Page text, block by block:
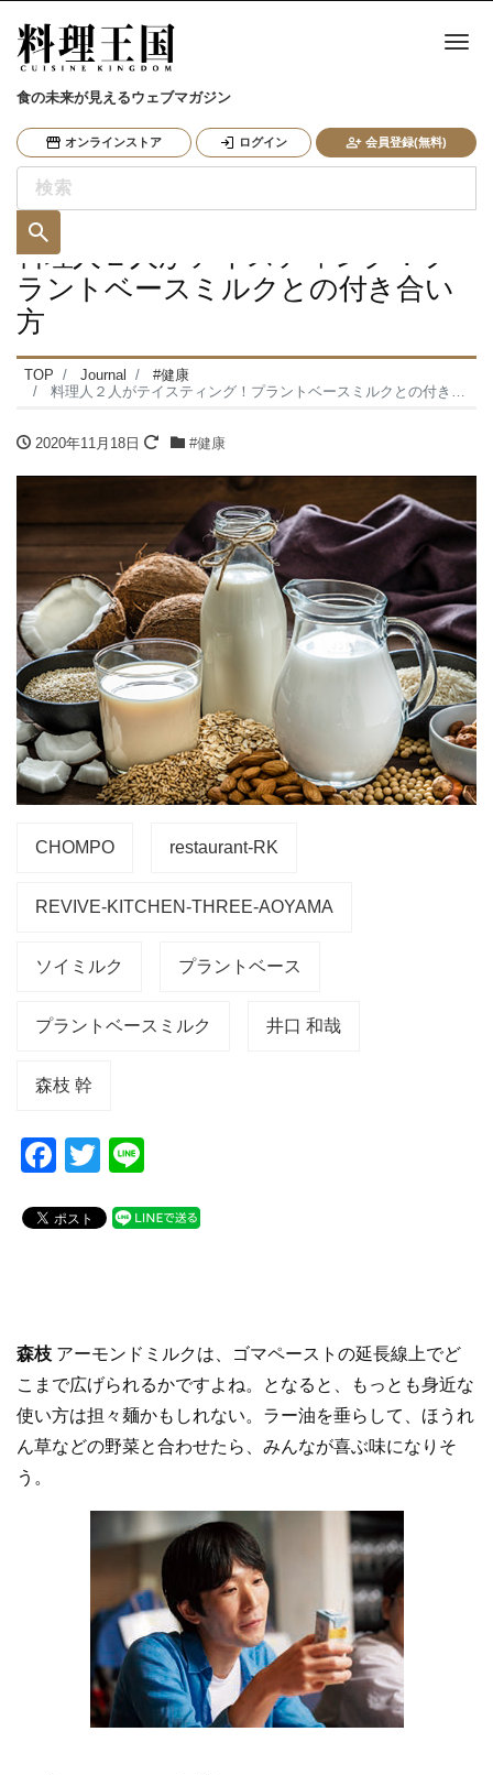
食の未来が見えるウェブマガジン
オンラインストア ログイン 会員登録(無料)
ナ
料理人２人がテイスティング！プ
ラントベースミルクとの付き合い
方
TOP Journal
#健康
料理人２人がテイスティング！プラントベースミルクとの付き合い方
2020年11月18日 #健康
CHOMPO restaurant-RK
REVIVE-KITCHEN-THREE-AOYAMA
ソイミルク プラントベース
プラントベースミルク 井口 和哉
森枝 幹
F
c
o
k
T
tt
e
森枝 アーモンドミルクは、ゴマペーストの延長線上でど
こまで広げられるかですよね。となると、もっとも身近な
使い方は担々麺かもしれない。ラー油を垂らして、ほうれ
ん草などの野菜と合わせたら、みんなが喜ぶ味になりそ
う。